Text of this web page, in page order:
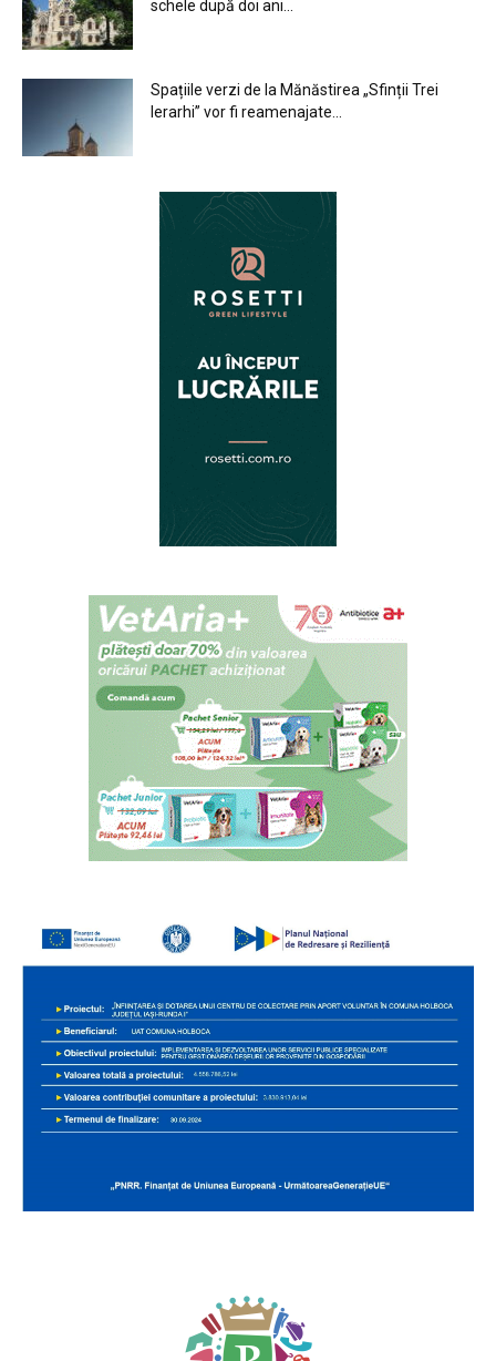
schele după doi ani...
Spațiile verzi de la Mănăstirea „Sfinții Trei
Ierarhi” vor fi reamenajate...